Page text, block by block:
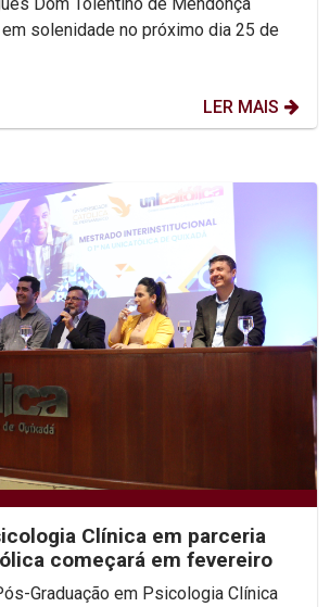
solenidade no próximo dia 25 de
LER MAIS
Clínica em parceria
começará em fevereiro
Graduação em Psicologia Clínica